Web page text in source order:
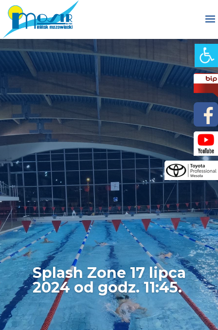
Splash Zone 17 lipca
2024 od godz. 11:45.